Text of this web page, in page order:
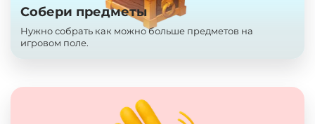
Собери предметы
Нужно собрать как можно больше предметов на
игровом поле.